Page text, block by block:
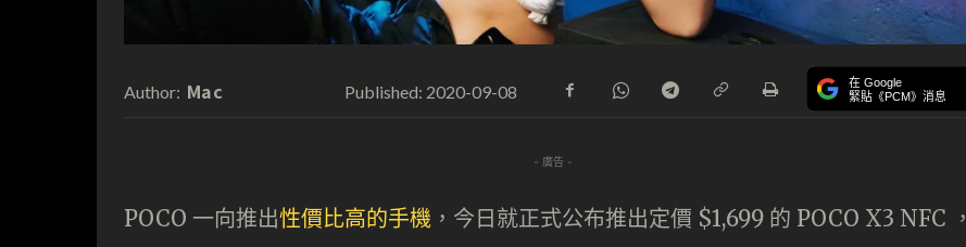
Author: Mac Published: 2020-09-08 在 Google
緊貼《PCM》消息
- 廣告 -
POCO 一向推出性價比高的手機 ，今日就正式公布推出定價 $1,699 的 POCO X3 NFC ，